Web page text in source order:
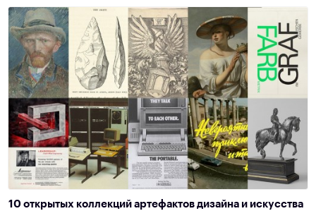
10 открытых коллекций артефактов дизайна и искусства